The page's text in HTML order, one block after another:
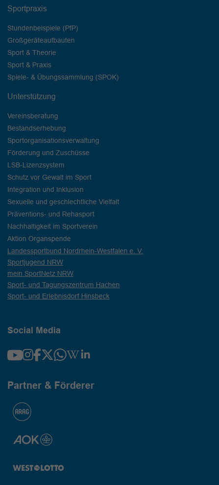
Sportpraxis
Stundenbeispiele (PfP)
Großgeräteaufbauten
Sport & Theorie
Sport & Praxis
Spiele- & Übungssammlung (SPOK)
Unterstützung
Vereinsberatung
Bestandserhebung
Sportorganisationsverwaltung
Förderung und Zuschüsse
LSB-Lizenzsystem
Schutz vor Gewalt im Sport
Integration und Inklusion
Sexuelle und geschlechtliche Vielfalt
Präventions- und Rehasport
Nachhaltigkeit im Sportverein
Aktion Organspende
Landessportbund Nordrhein-Westfalen e. V.
Sportjugend NRW
mein SportNetz NRW
Sport- und Tagungszentrum Hachen
Sport- und Erlebnisdorf Hinsbeck
Social Media
Partner & Förderer